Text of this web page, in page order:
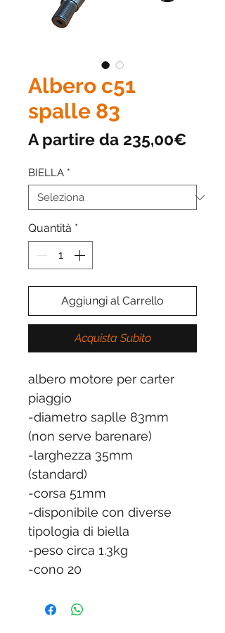
Albero c51
spalle 83
A partire da 235,00€
BIELLA *
Quantità *
Aggiungi al Carrello
Acquista Subito
albero motore per carter
piaggio
-diametro saplle 83mm
(non serve barenare)
-larghezza 35mm
(standard)
-corsa 51mm
-disponibile con diverse
tipologia di biella
-peso circa 1.3kg
-cono 20